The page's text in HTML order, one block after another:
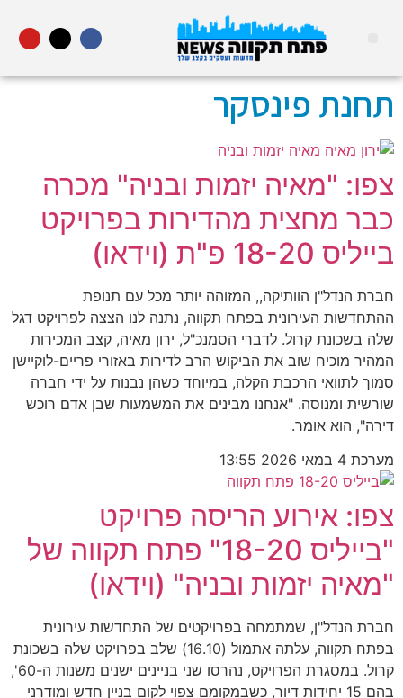
תחנת פינסקר
צפו: "מאיה יזמות ובניה" מכרה
כבר מחצית מהדירות בפרויקט
בייליס 18-20 פ"ת (וידאו)
חברת הנדל"ן הוותיקה,, המזוהה יותר מכל עם תנופת
ההתחדשות העירונית בפתח תקווה, נתנה לנו הצצה לפרויקט דגל
שלה בשכונת קרול. לדברי הסמנכ"ל, ירון מאיה, קצב המכירות
המהיר מוכיח שוב את הביקוש הרב לדירות באזורי פריים-לוקיישן
סמוך לתוואי הרכבת הקלה, במיוחד כשהן נבנות על ידי חברה
שורשית ומנוסה. "אנחנו מבינים את המשמעות שבן אדם רוכש
דירה", הוא אומר.
מערכת 4 במאי 2026 13:55
צפו: אירוע הריסה פרויקט
"בייליס 18-20" פתח תקווה של
"מאיה יזמות ובניה" (וידאו)
חברת הנדל"ן, שמתמחה בפרויקטים של התחדשות עירונית
בפתח תקווה, עלתה אתמול (16.10) שלב בפרויקט שלה בשכונת
קרול. במסגרת הפרויקט, נהרסו שני בניינים ישנים משנות ה-60',
בהם 15 יחידות דיור, כשבמקומם צפוי לקום בניין חדש ומודרני